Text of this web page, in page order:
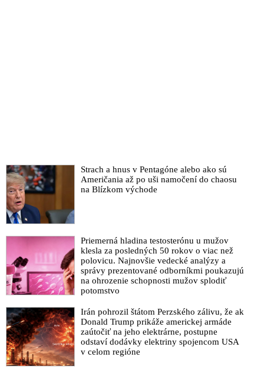
Strach a hnus v Pentagóne alebo ako sú
Američania až po uši namočení do chaosu
na Blízkom východe
Priemerná hladina testosterónu u mužov
klesla za posledných 50 rokov o viac než
polovicu. Najnovšie vedecké analýzy a
správy prezentované odborníkmi poukazujú
na ohrozenie schopnosti mužov splodiť
potomstvo
Irán pohrozil štátom Perzského zálivu, že ak
Donald Trump prikáže americkej armáde
zaútočiť na jeho elektrárne, postupne
odstaví dodávky elektriny spojencom USA
v celom regióne